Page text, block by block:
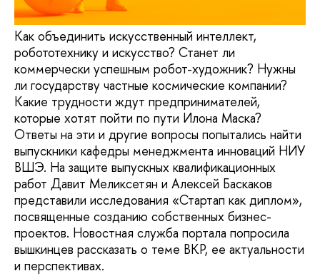
Как объединить искусственный интеллект,
робототехнику и искусство? Станет ли
коммерчески успешным робот-художник? Нужны
ли государству частные космические компании?
Какие трудности ждут предпринимателей,
которые хотят пойти по пути Илона Маска?
Ответы на эти и другие вопросы попытались найти
выпускники кафедры менеджмента инноваций НИУ
ВШЭ. На защите выпускных квалификационных
работ Давит Меликсетян и Алексей Баскаков
представили исследования «Стартап как диплом»,
посвященные созданию собственных бизнес-
проектов. Новостная служба портала попросила
вышкинцев рассказать о теме ВКР, ее актуальности
и перспективах.